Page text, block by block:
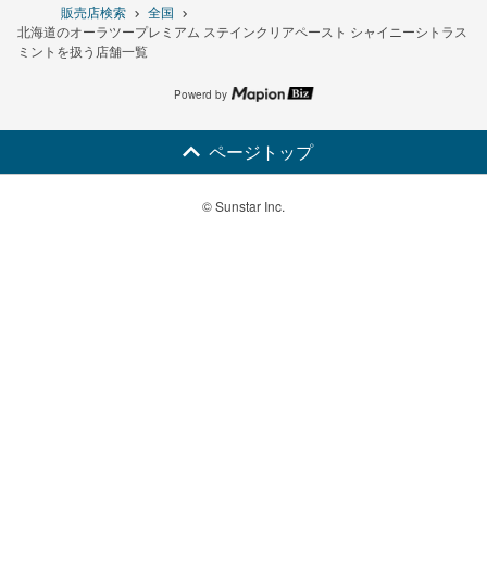
販売店検索
全国
北海道のオーラツープレミアム ステインクリアペースト シャイニーシトラス
ミントを扱う店舗一覧
Powerd by
ページトップ
© Sunstar Inc.